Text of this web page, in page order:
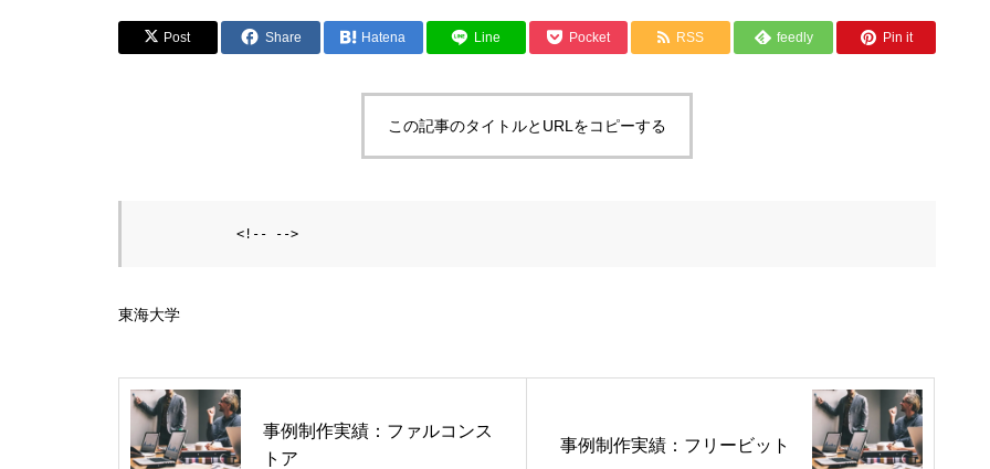
Post Share Hatena Line Pocket RSS feedly Pin it
この記事のタイトルとURLをコピーする
東海大学
事例制作実績：ファルコンス
トア
事例制作実績：フリービット